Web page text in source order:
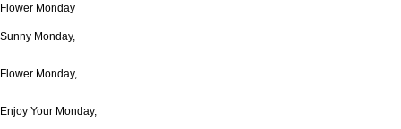
Flower Monday
Sunny Monday,
Flower Monday,
Enjoy Your Monday,